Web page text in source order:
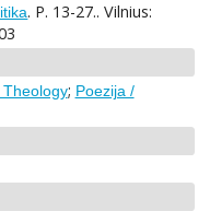
. P. 13-27.. Vilnius:
Theology; Poezija /